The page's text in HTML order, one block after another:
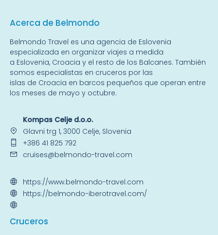
Acerca de Belmondo
Belmondo Travel es una agencia de Eslovenia
especializada en organizar viajes a medida
a Eslovenia, Croacia y el resto de los Balcanes. También
somos especialistas en cruceros por las
islas de Croacia en barcos pequeños que operan entre
los meses de mayo y octubre.
Kompas Celje d.o.o.
Glavni trg 1, 3000 Celje, Slovenia
+386 41 825 792
cruises@belmondo-travel.com
https://www.belmondo-travel.com
https://belmondo-iberotravel.com/
Cruceros